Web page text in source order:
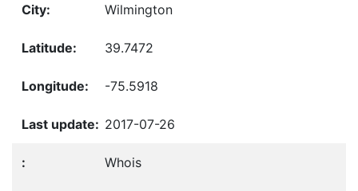
Wilmington
39.7472
-75.5918
2017-07-26
Whois